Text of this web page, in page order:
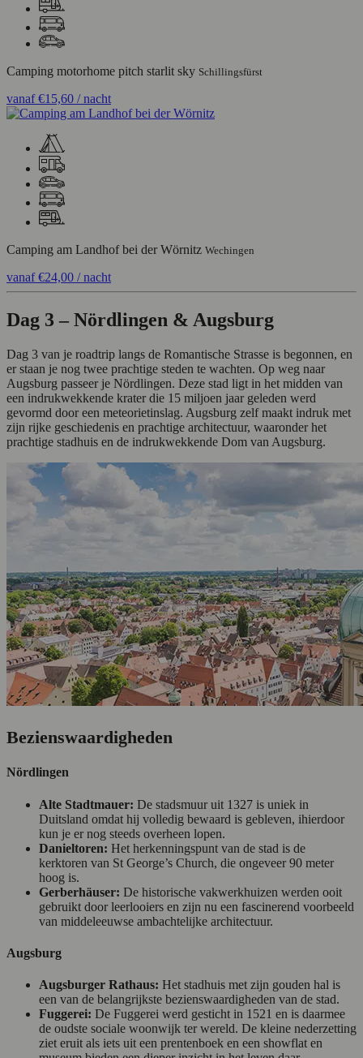
Camping motorhome pitch starlit sky Schillingsfürst
vanaf€15,60 / nacht
Camping am Landhof bei der Wörnitz Wechingen
vanaf€24,00 / nacht
Dag 3 – Nördlingen & Augsburg
Dag 3 van je roadtrip langs de Romantische Strasse is begonnen, en
er staan je nog twee prachtige steden te wachten. Op weg naar
Augsburg passeer je Nördlingen. Deze stad ligt in het midden van
een indrukwekkende krater die 15 miljoen jaar geleden werd
gevormd door een meteorietinslag. Augsburg zelf maakt indruk met
zijn rijke geschiedenis en prachtige architectuur, waaronder het
prachtige stadhuis en de indrukwekkende Dom van Augsburg.
Bezienswaardigheden
Nördlingen
Alte Stadtmauer: De stadsmuur uit 1327 is uniek in
Duitsland omdat hij volledig bewaard is gebleven, ihierdoor
kun je er nog steeds overheen lopen.
Danieltoren: Het herkenningspunt van de stad is de
kerktoren van St George’s Church, die ongeveer 90 meter
hoog is.
Gerberhäuser: De historische vakwerkhuizen werden ooit
gebruikt door leerlooiers en zijn nu een fascinerend voorbeeld
van middeleeuwse ambachtelijke architectuur.
Augsburg
Augsburger Rathaus: Het stadhuis met zijn gouden hal is
een van de belangrijkste bezienswaardigheden van de stad.
Fuggerei: De Fuggerei werd gesticht in 1521 en is daarmee
de oudste sociale woonwijk ter wereld. De kleine nederzetting
ziet eruit als iets uit een prentenboek en een showflat en